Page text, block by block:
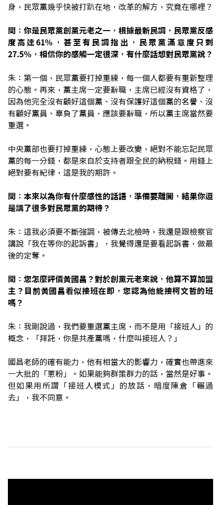
身，民眾黨幾乎快被打趴在地，改革的解方，究竟在哪裡？
問：你是民眾黨創黨元老之一，根據最新民調，民眾黨反感
度高達61%，甚至有民調指出，民眾黨滿意度只剩
27.5％，相信你的感觸一定很深，有什麼話想對民眾黨說？
朱：第一個，民眾黨要打掉重練，每一個人都要有重新整理
的心態。再來，黨主席一定要辭職，主席已經沒有資格了，
因為他完全沒有顧好這個黨、沒有保護好這個黨的名譽、沒
有顧好黨員、辜負了黨員，應該要辭職，所以黨主席當然要
重選。
中央黨部也要打掉重練，心態上要改變，絕對不能忘記民眾
黨的每一分錢，都是來自於支持者跟全民的納稅錢。用錢上
絕對要有紀律，這是我的期許。
問：本來以為你有什麼感性的話語，準備要離開，結果你還
是講了很多對民眾黨的期待？
朱：這我必須要不斷強調，被傳去北檢時，我還是跟檢察官
講說「我在等你的起訴書」，我覺得還是要看起訴書，做最
後的定奪。
問：您怎麼評價黃國昌？對於創黨元老來說，他算不算加盟
主？目前黃國昌看似接班在即，您認為他能接柯文哲的班
嗎？
朱：我剛說過，我們要重選黨主席，而不是用「接班人」的
概念，「拜託，你是共產黨嗎，什麼叫接班人？」
國昌老師的確有能力，他有相當大的影響力，確實也帶進來
一大批的「蔥粉」。如果能夠群策群力的話，當然是好事。
但如果用所謂「接班人模式」的放話，暗度陳倉「輾過
去」，我不同意。